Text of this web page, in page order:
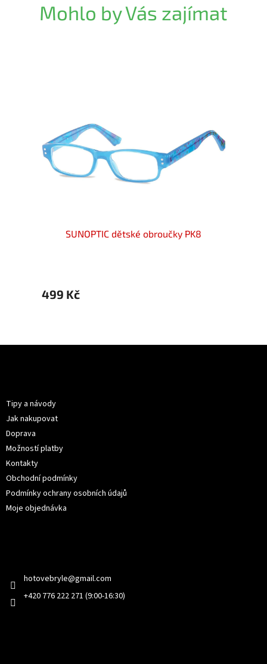
Mohlo by Vás zajímat
SUNOPTIC dětské obroučky PK8
499 Kč
Tipy a návody
Jak nakupovat
Doprava
Možností platby
Kontakty
Obchodní podmínky
Podmínky ochrany osobních údajů
Moje objednávka
hotovebryle@gmail.com
+420 776 222 271 (9:00-16:30)